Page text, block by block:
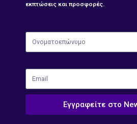
εκπτώσεις και προσφορές.
Εγγραφείτε στο